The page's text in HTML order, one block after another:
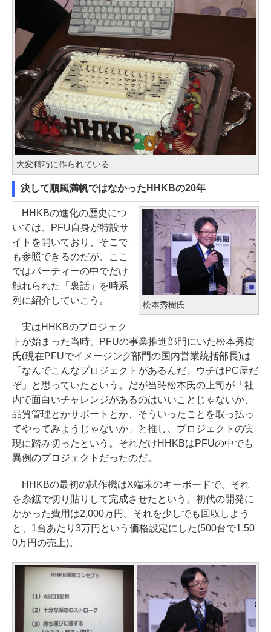
大変精巧に作られている
決して順風満帆ではなかったHHKBの20年
松本秀樹氏
HHKBの進化の歴史につ
いては、PFU自身が特設サ
イトを開いており、そこで
も参照できるのだが、ここ
ではパーティーの中でだけ
触れられた「裏話」を時系
列に紹介していこう。
実はHHKBのプロジェク
トが始まった当時、PFUの事業推進部門にいた松本秀樹
氏(現在PFUでイメージング部門の国内営業統括部長)は
「なんでこんなプロジェクトがあるんだ、ウチはPC屋だ
ぞ」と思っていたという。だが当時松本氏の上司が「社
内で面白いチャレンジがあるのはいいことじゃないか、
品質管理とかサポートとか、そういったことを取っ払っ
てやってみようじゃないか」と推し、プロジェクトの実
現に踏み切ったという。それだけHHKBはPFUの中でも
異例のプロジェクトだったのだ。
HHKBの最初の試作機はX端末のキーボードで、それ
を糸鋸で切り貼りして完成させたという。初代の開発に
かかった費用は2,000万円。それを少しでも回収しよう
と、1台あたり3万円という価格設定にした(500台で1,50
0万円の売上)。